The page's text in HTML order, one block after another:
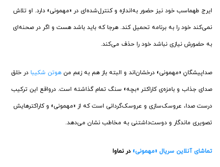
ایرج طهماسب خود نیز حضور به‌اندازه و کنترل‌شده‌ای در «مهمونی» دارد. او تلاش
نمی‌کند خود را به برنامه تحمیل کند. هرجا که باید باشد هست و اگر در صحنه‌ای
به حضورش نیازی نباشد خود را حذف می‌کند.
صداپیشگانِ «مهمونی» درخشان‌اند و البته باز هم به زعم من هوتن شکیبا در خلق
صدای جذاب و بامزه‌ی کاراکتر «بچه» سنگ تمام گذاشته است. درواقع این ترکیب
درست صدا، عروسک‌سازی و عروسک‌گردانی‌ است که از «مهمونی» و کاراکترهایش
تصویری ماندگار و دوست‌داشتنی به مخاطب نشان می‌دهد.
تماشای آنلاین سریال «مهمونی» در نماوا